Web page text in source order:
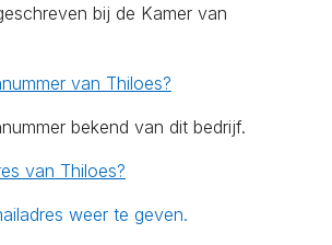
bij de Kamer van
van Thiloes?
bekend van dit bedrijf.
van Thiloes?
weer te geven.